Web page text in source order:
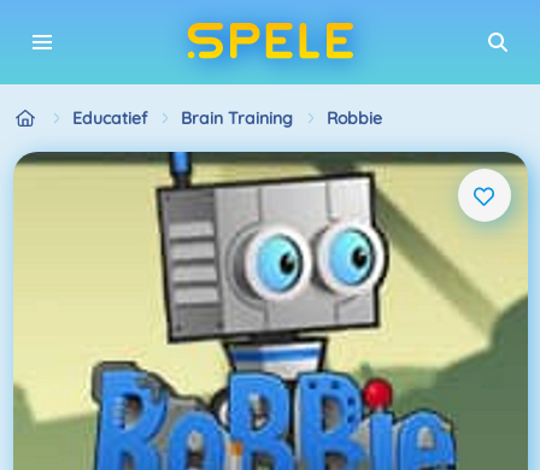
Educatief Brain Training Robbie